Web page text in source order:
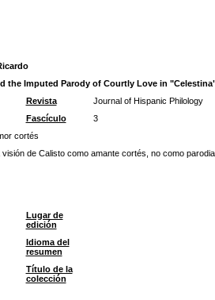
the Imputed Parody of Courtly Love in
Revista
Journal of Hispanic Philology
Fascículo
3
cortés
visión de Calisto como amante cortés, no como
Lugar de
edición
Idioma del
resumen
Título de la
colección